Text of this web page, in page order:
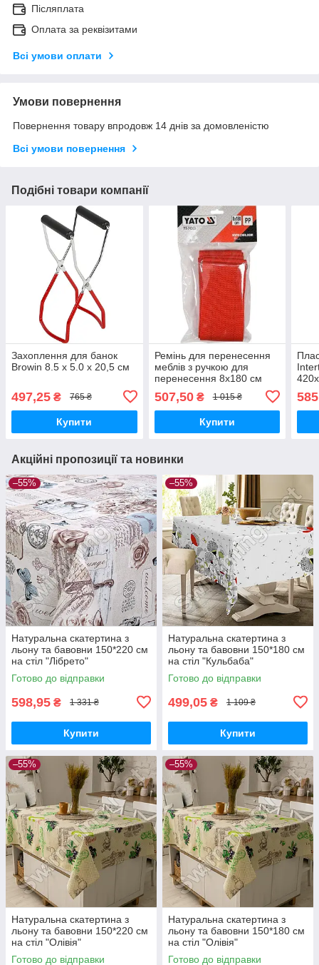
Післяплата
Оплата за реквізитами
Всі умови оплати
Умови повернення
Повернення товару впродовж 14 днів за домовленістю
Всі умови повернення
Подібні товари компанії
Захоплення для банок
Browin 8.5 x 5.0 x 20,5 см
497,25 ₴ 765 ₴
Купити
Ремінь для перенесення
меблів з ручкою для
перенесення 8x180 см
507,50₴ 1 015 ₴
Купити
Акційні пропозиції та новинки
–55%
Натуральна скатертина з
льону та бавовни 150*220 см
на стіл "Лібрето"
Готово до відправки
598,95 ₴ 1 331 ₴
Купити
–55%
Натуральна скатертина з
льону та бавовни 150*180 см
на стіл "Кульбаба"
Готово до відправки
499,05 ₴ 1 109 ₴
Купити
–55%
Натуральна скатертина з
льону та бавовни 150*220 см
на стіл "Олівія"
Готово до відправки
–55%
Натуральна скатертина з
льону та бавовни 150*180 см
на стіл "Олівія"
Готово до відправки